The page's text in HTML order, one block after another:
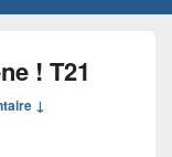
! T21
↓